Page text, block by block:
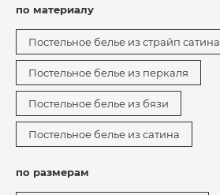
по материалу
Постельное белье из страйп сатина
Постельное белье из перкаля
Постельное белье из бязи
Постельное белье из сатина
по размерам